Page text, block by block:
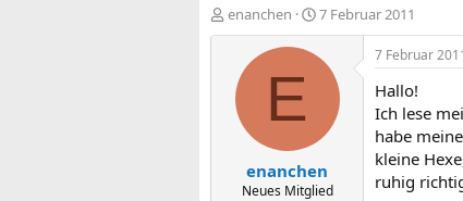
E
r
enanchen
E
r
s
a
m
7 Februar 2011
E
enanchen
Neues Mitglied
7 Februar
Hallo!
Ich lese
habe
kleine
ruhig